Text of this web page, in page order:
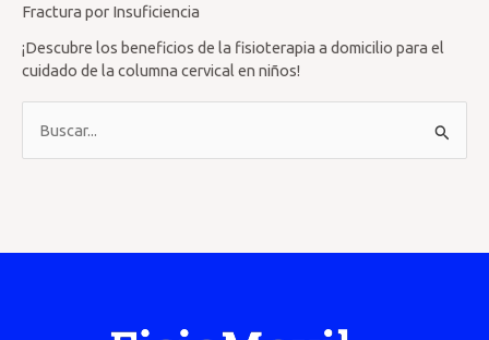
Fractura por Insuficiencia
¡Descubre los beneficios de la fisioterapia a domicilio para el
cuidado de la columna cervical en niños!